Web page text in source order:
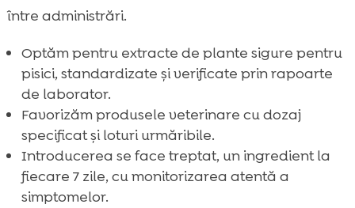
între administrări.
Optăm pentru extracte de plante sigure pentru
pisici, standardizate și verificate prin rapoarte
de laborator.
Favorizăm produsele veterinare cu dozaj
specificat și loturi urmăribile.
Introducerea se face treptat, un ingredient la
fiecare 7 zile, cu monitorizarea atentă a
simptomelor.